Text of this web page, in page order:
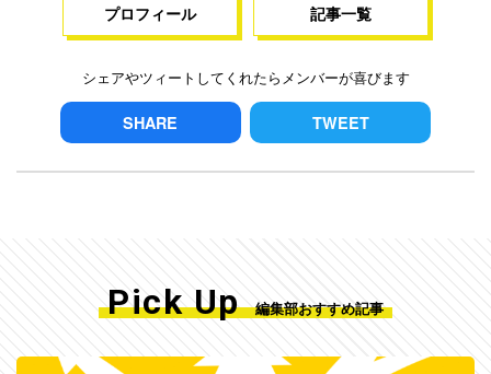
プロフィール 記事一覧
シェアやツィートしてくれたらメンバーが喜びます
SHARE TWEET
Pick Up 編集部おすすめ記事